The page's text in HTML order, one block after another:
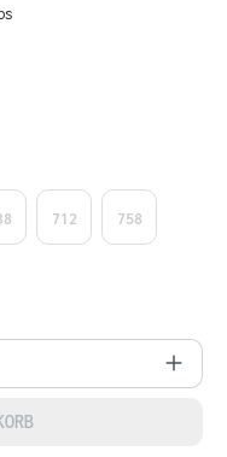
712 758
gewünschten